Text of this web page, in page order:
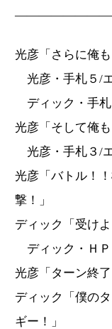
光彦「さらに俺
光彦・手札５/
ディック・手
光彦「そして俺
光彦・手札３/
光彦「バトル！
撃！」
ディック「受けよ
ディック・Ｈ
光彦「ターン終了
ディック「僕の
ギー！」